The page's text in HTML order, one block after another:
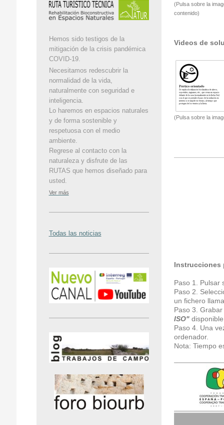
(Pulsa sobre la
contenido)
Videos de
(Pulsa sobre la
Instrucciones
Paso 1. Pulsar
Paso 2.
un fichero
Paso 3.
ISO"
Paso 4. Una
ordenador.
Nota: Tiempo
Hemos sido testigos de la
mitigación de la crisis pandémica
COVID-19.
Necesitamos redescubrir la
normalidad de la vida,
naturalmente con seguridad e
inteligencia.
Lo haremos en espacios naturales
y de forma sostenible y
respetuosa con el medio
ambiente.
Regrese al contacto con la
naturaleza y disfrute de las
RUTAS que hemos diseñado para
usted.
Ver más
Todas las noticias